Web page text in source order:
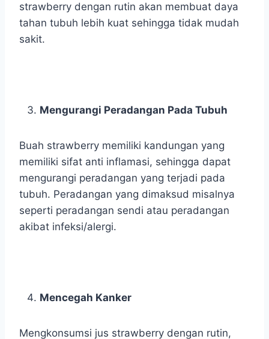
strawberry dengan rutin akan membuat daya
tahan tubuh lebih kuat sehingga tidak mudah
sakit.
Mengurangi Peradangan Pada Tubuh
Buah strawberry memiliki kandungan yang
memiliki sifat anti inflamasi, sehingga dapat
mengurangi peradangan yang terjadi pada
tubuh. Peradangan yang dimaksud misalnya
seperti peradangan sendi atau peradangan
akibat infeksi/alergi.
Mencegah Kanker
Mengkonsumsi jus strawberry dengan rutin,